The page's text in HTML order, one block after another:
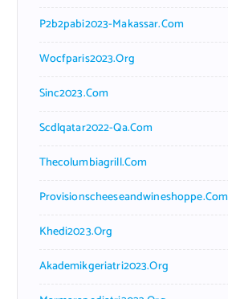
P2b2pabi2023-Makassar.com
Wocfparis2023.org
Sinc2023.com
Scdlqatar2022-Qa.com
Thecolumbiagrill.com
Provisionscheeseandwineshoppe.com
Khedi2023.org
Akademikgeriatri2023.org